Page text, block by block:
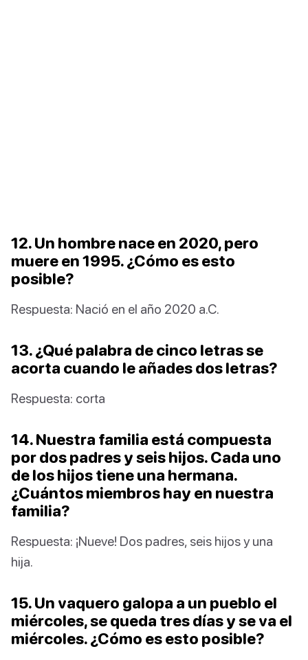
12. Un hombre nace en 2020, pero
muere en 1995. ¿Cómo es esto
posible?
Respuesta: Nació en el año 2020 a.C.
13. ¿Qué palabra de cinco letras se
acorta cuando le añades dos letras?
Respuesta: corta
14. Nuestra familia está compuesta
por dos padres y seis hijos. Cada uno
de los hijos tiene una hermana.
¿Cuántos miembros hay en nuestra
familia?
Respuesta: ¡Nueve! Dos padres, seis hijos y una
hija.
15. Un vaquero galopa a un pueblo el
miércoles, se queda tres días y se va el
miércoles. ¿Cómo es esto posible?